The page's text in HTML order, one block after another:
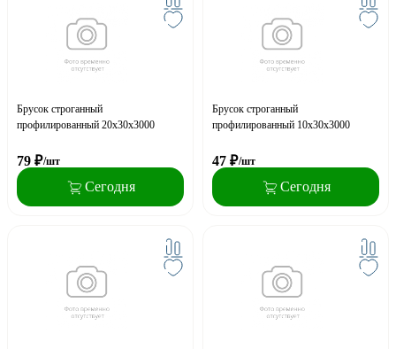
Брусок строганный
профилированный 20х30х3000
79 ₽/шт
Сегодня
Брусок строганный
профилированный 10х30х3000
47 ₽/шт
Сегодня